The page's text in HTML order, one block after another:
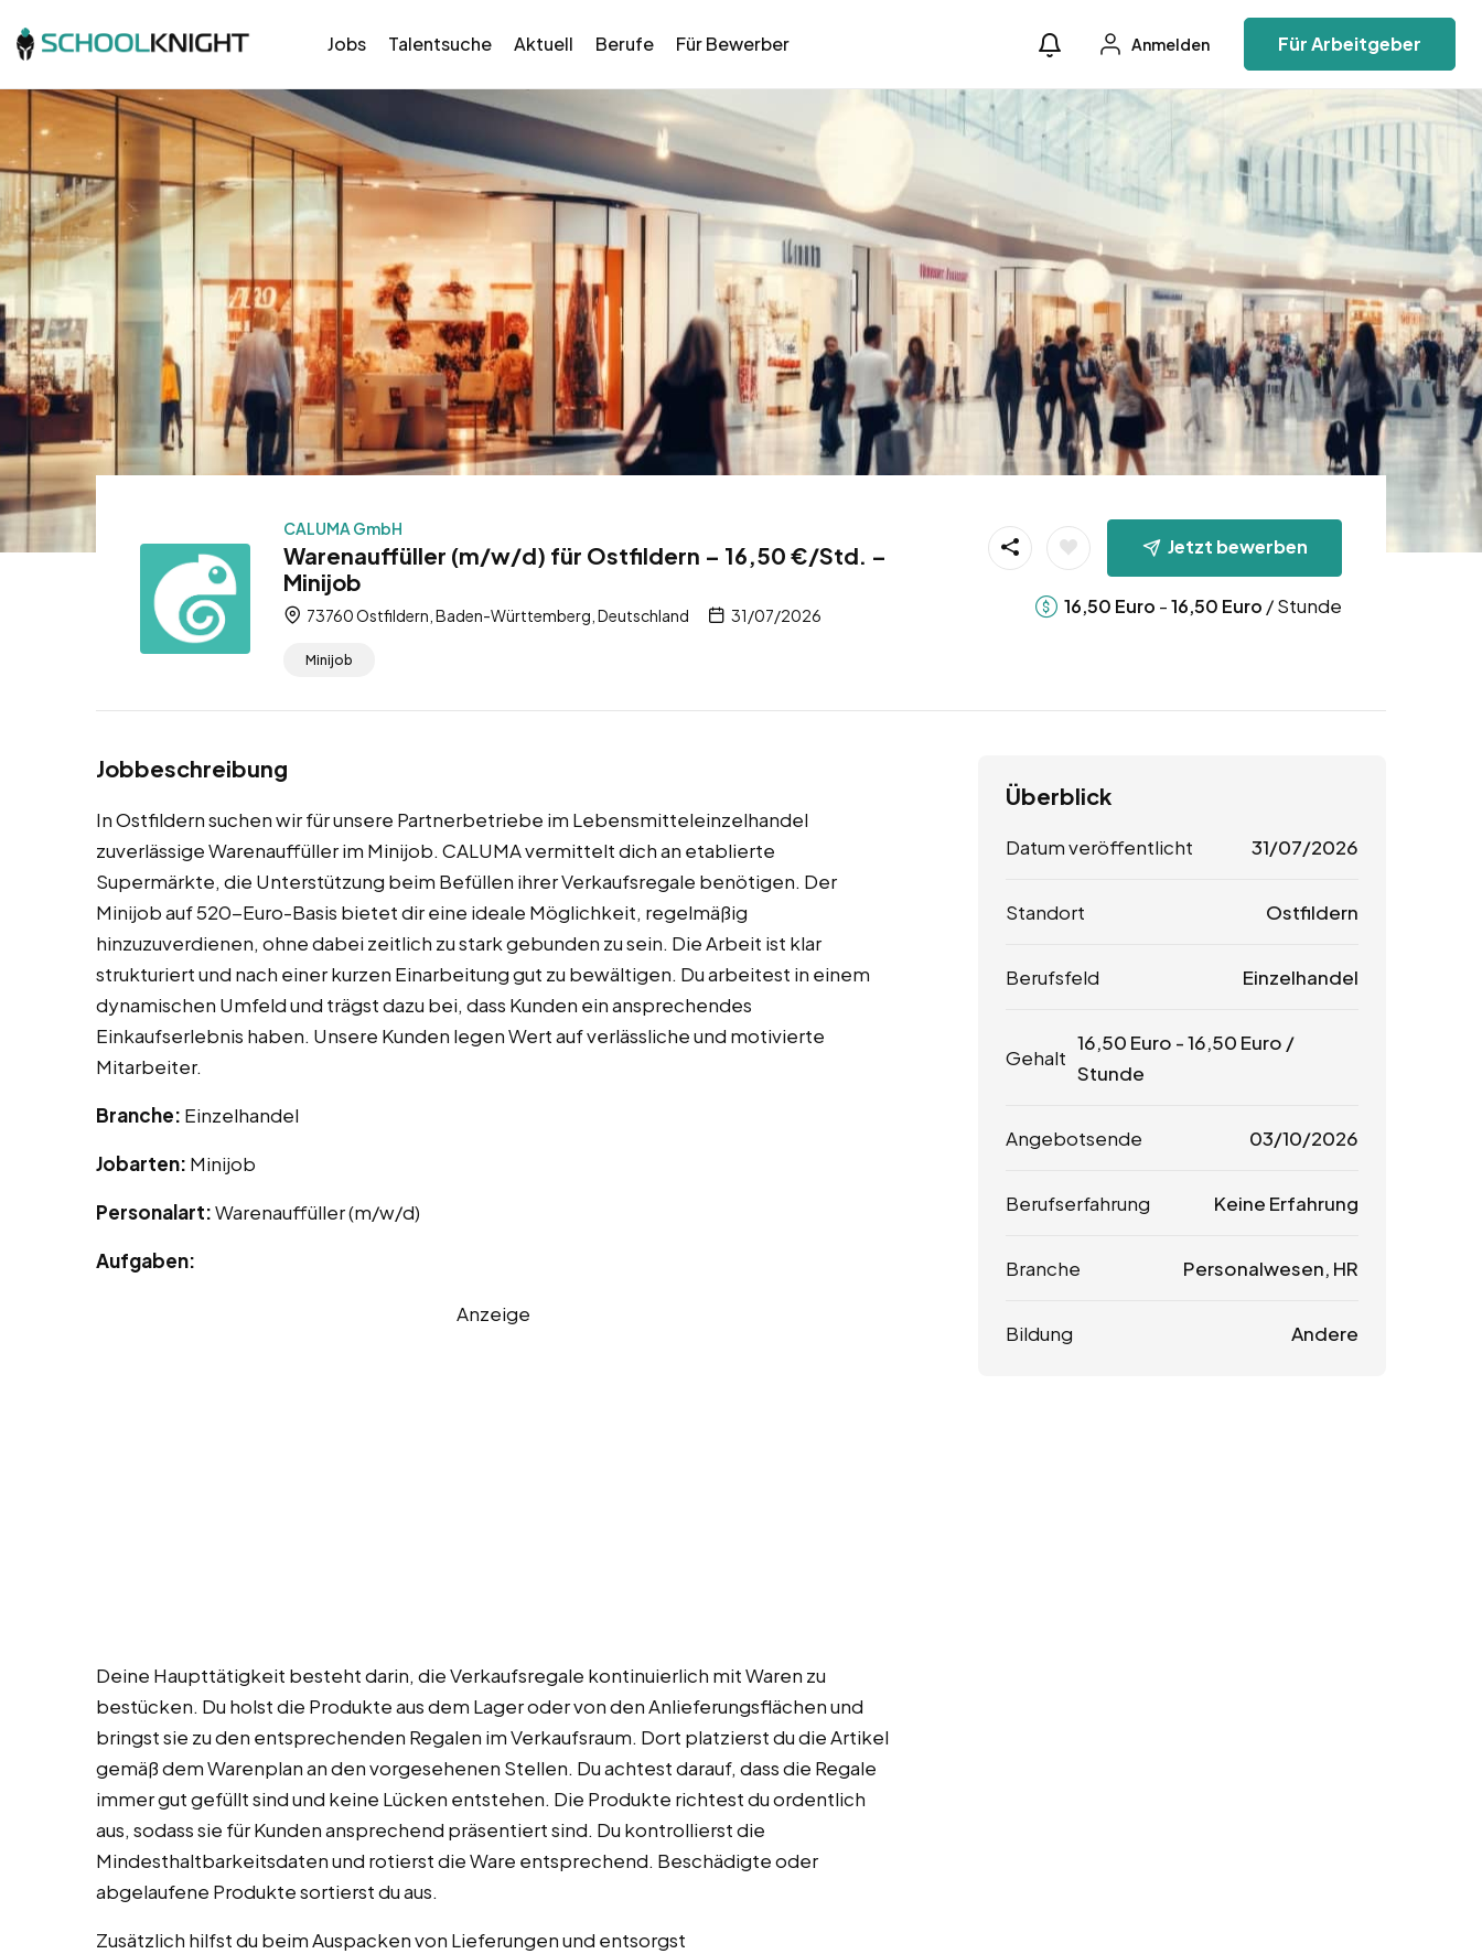
Jobs Talentsuche Aktuell Berufe Für Bewerber Anmelden Für Arbeitgeber
CALUMA GmbH
Warenauffüller (m/w/d) für Ostfildern – 16,50 €/Std. –
Minijob
73760 Ostfildern, Baden-Württemberg, Deutschland 31/07/2026
Minijob
Jetzt bewerben
16,50 Euro -16,50 Euro / Stunde
Jobbeschreibung
In Ostfildern suchen wir für unsere Partnerbetriebe im Lebensmitteleinzelhandel
zuverlässige Warenauffüller im Minijob. CALUMA vermittelt dich an etablierte
Supermärkte, die Unterstützung beim Befüllen ihrer Verkaufsregale benötigen. Der
Minijob auf 520-Euro-Basis bietet dir eine ideale Möglichkeit, regelmäßig
hinzuzuverdienen, ohne dabei zeitlich zu stark gebunden zu sein. Die Arbeit ist klar
strukturiert und nach einer kurzen Einarbeitung gut zu bewältigen. Du arbeitest in einem
dynamischen Umfeld und trägst dazu bei, dass Kunden ein ansprechendes
Einkaufserlebnis haben. Unsere Kunden legen Wert auf verlässliche und motivierte
Mitarbeiter.
Branche: Einzelhandel
Jobarten: Minijob
Personalart:Warenauffüller (m/w/d)
Aufgaben:
Anzeige
Deine Haupttätigkeit besteht darin, die Verkaufsregale kontinuierlich mit Waren zu
bestücken. Du holst die Produkte aus dem Lager oder von den Anlieferungsflächen und
bringst sie zu den entsprechenden Regalen im Verkaufsraum. Dort platzierst du die Artikel
gemäß dem Warenplan an den vorgesehenen Stellen. Du achtest darauf, dass die Regale
immer gut gefüllt sind und keine Lücken entstehen. Die Produkte richtest du ordentlich
aus, sodass sie für Kunden ansprechend präsentiert sind. Du kontrollierst die
Mindesthaltbarkeitsdaten und rotierst die Ware entsprechend. Beschädigte oder
abgelaufene Produkte sortierst du aus.
Zusätzlich hilfst du beim Auspacken von Lieferungen und entsorgst
Überblick
Datum veröffentlicht 31/07/2026
Standort Ostfildern
Berufsfeld Einzelhandel
Gehalt
16,50 Euro -16,50 Euro /
Stunde
Angebotsende 03/10/2026
Berufserfahrung Keine Erfahrung
Branche Personalwesen, HR
Bildung Andere